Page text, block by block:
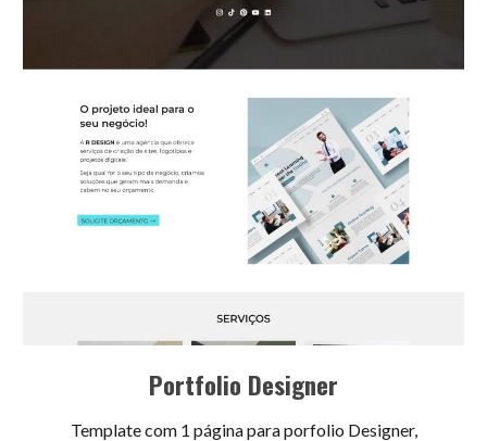
Portfolio Designer
Template com 1 página para porfolio Designer,